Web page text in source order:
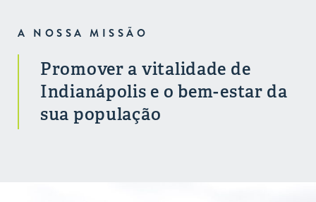
A NOSSA MISSÃO
Promover a vitalidade de
Indianápolis e o bem-estar da
sua população